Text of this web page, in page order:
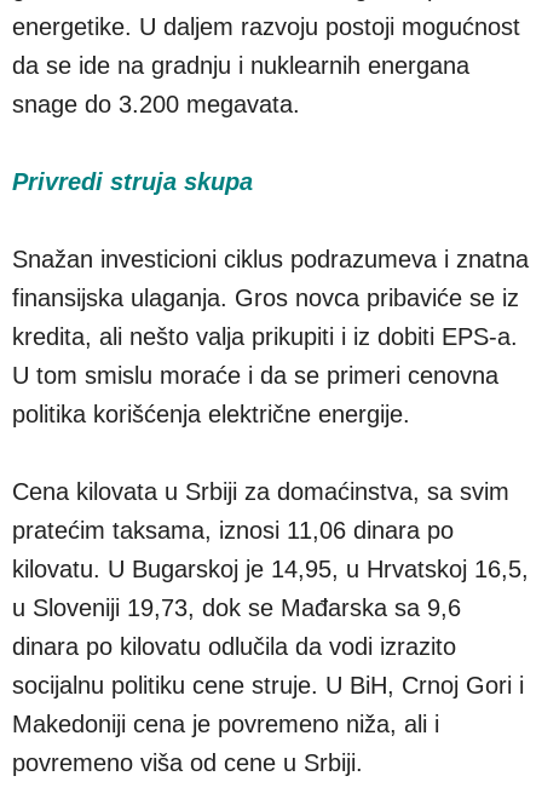
energetike. U daljem razvoju postoji mogućnost
da se ide na gradnju i nuklearnih energana
snage do 3.200 megavata.
Privredi struja skupa
Snažan investicioni ciklus podrazumeva i znatna
finansijska ulaganja. Gros novca pribaviće se iz
kredita, ali nešto valja prikupiti i iz dobiti EPS-a.
U tom smislu moraće i da se primeri cenovna
politika korišćenja električne energije.
Cena kilovata u Srbiji za domaćinstva, sa svim
pratećim taksama, iznosi 11,06 dinara po
kilovatu. U Bugarskoj je 14,95, u Hrvatskoj 16,5,
u Sloveniji 19,73, dok se Mađarska sa 9,6
dinara po kilovatu odlučila da vodi izrazito
socijalnu politiku cene struje. U BiH, Crnoj Gori i
Makedoniji cena je povremeno niža, ali i
povremeno viša od cene u Srbiji.